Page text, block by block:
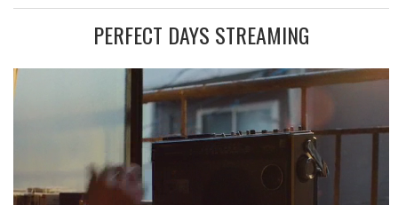
PERFECT DAYS STREAMING